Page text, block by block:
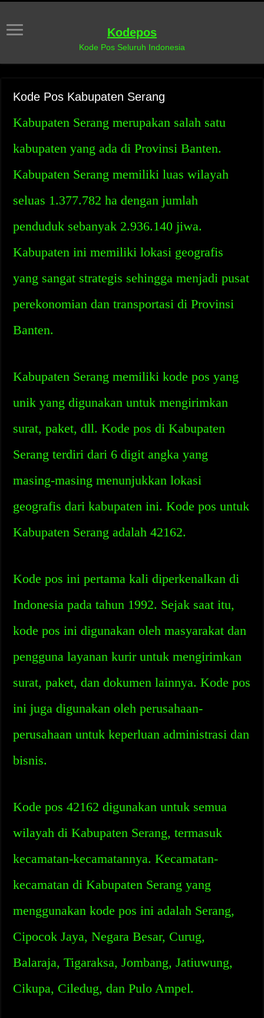
Kodepos
Kode Pos Seluruh Indonesia
Kode Pos Kabupaten Serang
Kabupaten Serang merupakan salah satu
kabupaten yang ada di Provinsi Banten.
Kabupaten Serang memiliki luas wilayah
seluas 1.377.782 ha dengan jumlah
penduduk sebanyak 2.936.140 jiwa.
Kabupaten ini memiliki lokasi geografis
yang sangat strategis sehingga menjadi pusat
perekonomian dan transportasi di Provinsi
Banten.
Kabupaten Serang memiliki kode pos yang
unik yang digunakan untuk mengirimkan
surat, paket, dll. Kode pos di Kabupaten
Serang terdiri dari 6 digit angka yang
masing-masing menunjukkan lokasi
geografis dari kabupaten ini. Kode pos untuk
Kabupaten Serang adalah 42162.
Kode pos ini pertama kali diperkenalkan di
Indonesia pada tahun 1992. Sejak saat itu,
kode pos ini digunakan oleh masyarakat dan
pengguna layanan kurir untuk mengirimkan
surat, paket, dan dokumen lainnya. Kode pos
ini juga digunakan oleh perusahaan-
perusahaan untuk keperluan administrasi dan
bisnis.
Kode pos 42162 digunakan untuk semua
wilayah di Kabupaten Serang, termasuk
kecamatan-kecamatannya. Kecamatan-
kecamatan di Kabupaten Serang yang
menggunakan kode pos ini adalah Serang,
Cipocok Jaya, Negara Besar, Curug,
Balaraja, Tigaraksa, Jombang, Jatiuwung,
Cikupa, Ciledug, dan Pulo Ampel.